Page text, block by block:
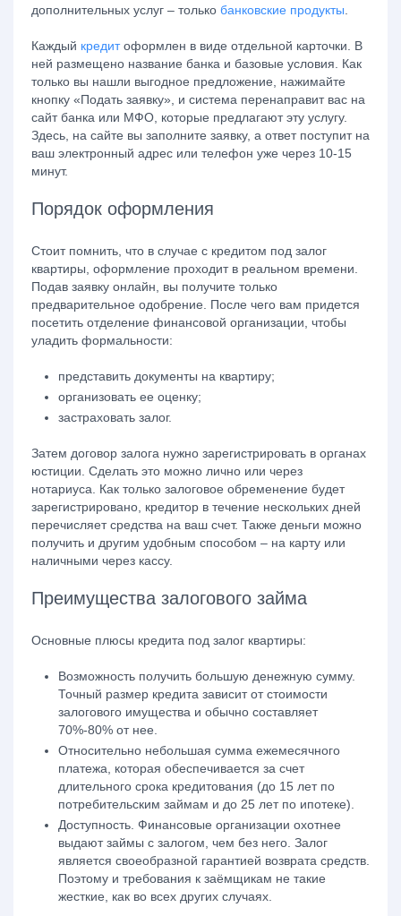
дополнительных услуг – только банковские продукты
Каждый кредитоформлен в виде отдельной карточки. В
ней размещено название банка и базовые условия. Как
только вы нашли выгодное предложение, нажимайте
кнопку «Подать заявку», и система перенаправит вас на
сайт банка или МФО, которые предлагают эту услугу.
Здесь, на сайте вы заполните заявку, а ответ поступит на
ваш электронный адрес или телефон уже через 10-15
минут.
Порядок оформления
Стоит помнить, что в случае с кредитом под залог
квартиры, оформление проходит в реальном времени.
Подав заявку онлайн, вы получите только
предварительное одобрение. После чего вам придется
посетить отделение финансовой организации, чтобы
уладить формальности:
представить документы на квартиру;
организовать ее оценку;
застраховать залог.
Затем договор залога нужно зарегистрировать в органах
юстиции. Сделать это можно лично или через
нотариуса. Как только залоговое обременение будет
зарегистрировано, кредитор в течение нескольких дней
перечисляет средства на ваш счет. Также деньги можно
получить и другим удобным способом – на карту или
наличными через кассу.
Преимущества залогового займа
Основные плюсы кредита под залог квартиры:
Возможность получить большую денежную сумму.
Точный размер кредита зависит от стоимости
залогового имущества и обычно составляет
70%-80% от нее.
Относительно небольшая сумма ежемесячного
платежа, которая обеспечивается за счет
длительного срока кредитования (до 15 лет по
потребительским займам и до 25 лет по ипотеке).
Доступность. Финансовые организации охотнее
выдают займы с залогом, чем без него. Залог
является своеобразной гарантией возврата средств.
Поэтому и требования к заёмщикам не такие
жесткие, как во всех других случаях.